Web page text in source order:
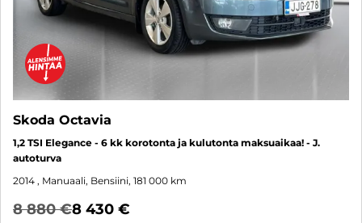
Skoda Octavia
1,2 TSI Elegance - 6 kk korotonta ja kulutonta maksuaikaa! - J.
autoturva
2014 , Manuaali, Bensiini, 181 000 km
8 880 €8 430 €